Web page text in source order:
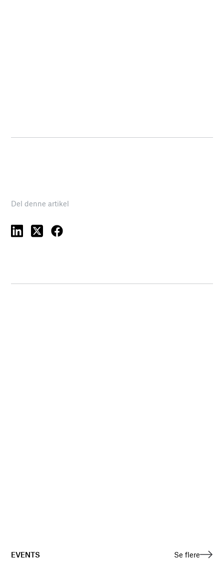
Del denne artikel
EVENTS Se flere